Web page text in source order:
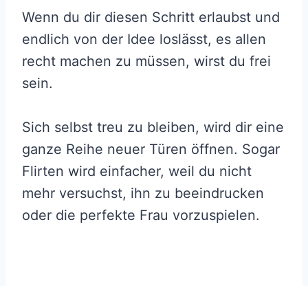
Wenn du dir diesen Schritt erlaubst und
endlich von der Idee loslässt, es allen
recht machen zu müssen, wirst du frei
sein.
Sich selbst treu zu bleiben, wird dir eine
ganze Reihe neuer Türen öffnen. Sogar
Flirten wird einfacher, weil du nicht
mehr versuchst, ihn zu beeindrucken
oder die perfekte Frau vorzuspielen.